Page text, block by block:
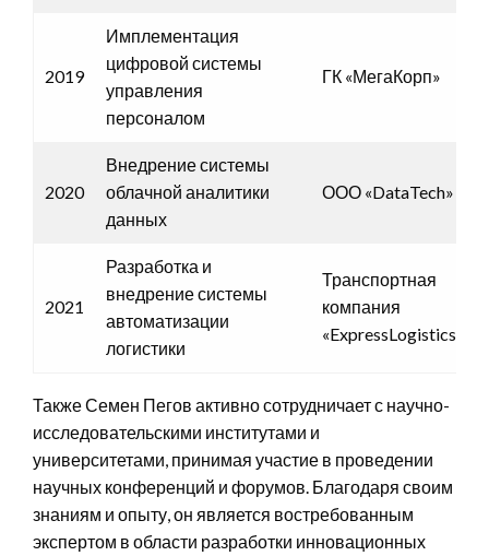
2019
Имплементация
цифровой системы
управления
персоналом
ГК «МегаКорп»
2020
Внедрение системы
облачной аналитики
данных
ООО «DataTech»
2021
Разработка и
внедрение системы
автоматизации
логистики
Транспортная
компания
«ExpressLogistics»
Также Семен Пегов активно сотрудничает с научно-
исследовательскими институтами и
университетами, принимая участие в проведении
научных конференций и форумов. Благодаря своим
знаниям и опыту, он является востребованным
экспертом в области разработки инновационных